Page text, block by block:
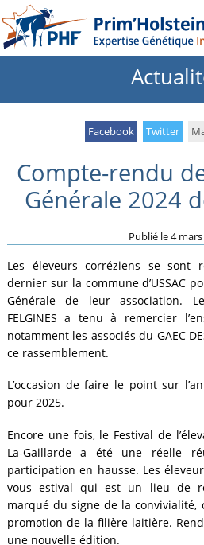
Facebook Twitter
Compte-rendu
Générale 2024
Publié le4
Les éleveurs corréziens se sont
dernier sur la commune d’USSAC
Générale de leur association.
FELGINES a tenu à remercier
notamment les associés du GAEC
ce rassemblement.
L’occasion de faire le point sur
pour 2025.
Encore une fois, le Festival de
La-Gaillarde a été une réelle
participation en hausse. Les
vous estival qui est un lieu de
marqué du signe de la
promotion de la filière laitière.
une nouvelle édition.